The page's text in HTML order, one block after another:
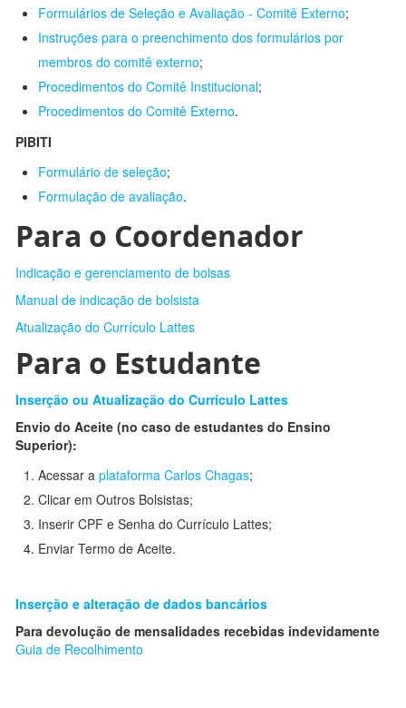
Formulários de Seleção e Avaliação - Comitê Externo;
Instruções para o preenchimento dos formulários por
membros do comitê externo;
Procedimentos do Comitê Institucional;
Procedimentos do Comitê Externo.
PIBITI
Formulário de seleção;
Formulação de avaliação.
Para o Coordenador
Indicação e gerenciamento de bolsas
Manual de indicação de bolsista
Atualização do Currículo Lattes
Para o Estudante
Inserção ou Atualização do Currículo Lattes
Envio do Aceite (no caso de estudantes do Ensino
Superior):
Acessar a plataforma Carlos Chagas;
Clicar em Outros Bolsistas;
Inserir CPF e Senha do Currículo Lattes;
Enviar Termo de Aceite.
Inserção e alteração de dados bancários
Para devolução de mensalidades recebidas indevidamente
Guia de Recolhimento